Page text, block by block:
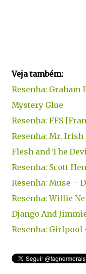
Veja também:
Resenha: Graham
Mystery Glue
Resenha: FFS
Resenha: Mr.
Flesh and The
Resenha: Scott
Resenha: Muse –
Resenha: Willie
Django And
Resenha: Girlpool